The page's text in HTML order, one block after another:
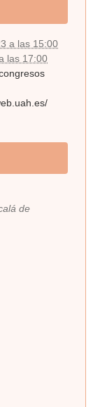
a las 15:00
las 17:00
de